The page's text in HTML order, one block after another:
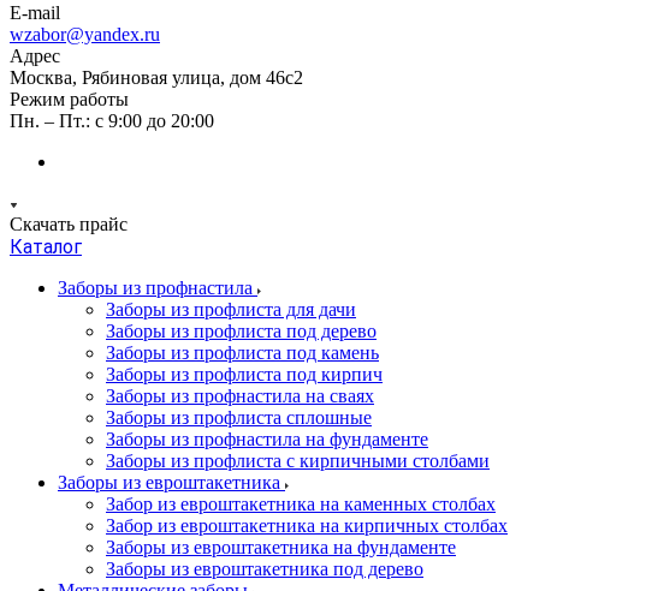
E-mail
wzabor@yandex.ru
Адрес
Москва, Рябиновая улица, дом 46с2
Режим работы
Пн. – Пт.: с 9:00 до 20:00
Скачать прайс
Каталог
Заборы из профнастила
Заборы из профлиста для дачи
Заборы из профлиста под дерево
Заборы из профлиста под камень
Заборы из профлиста под кирпич
Заборы из профнастила на сваях
Заборы из профлиста сплошные
Заборы из профнастила на фундаменте
Заборы из профлиста с кирпичными столбами
Заборы из евроштакетника
Забор из евроштакетника на каменных столбах
Забор из евроштакетника на кирпичных столбах
Заборы из евроштакетника на фундаменте
Заборы из евроштакетника под дерево